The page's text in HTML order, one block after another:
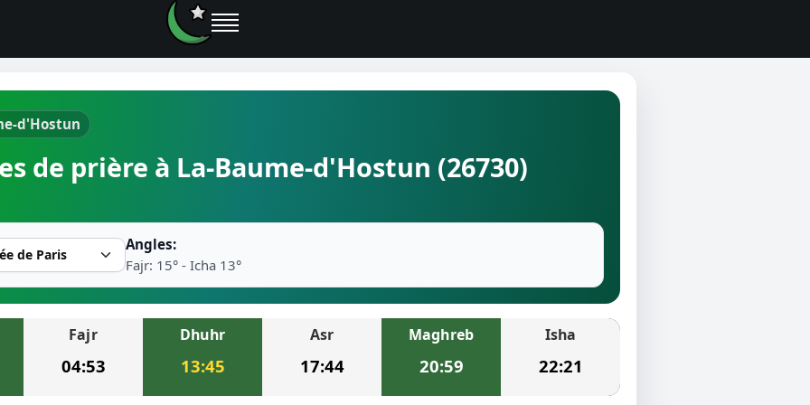
prières
près de moi
la prière
d'Hostun
de prière à La-Baume-d'Hostun (26730)
Angles:
Fajr: 15° - Icha 13°
Fajr
04:53
Dhuhr
13:45
Asr
17:44
Maghreb
20:59
Isha
22:21